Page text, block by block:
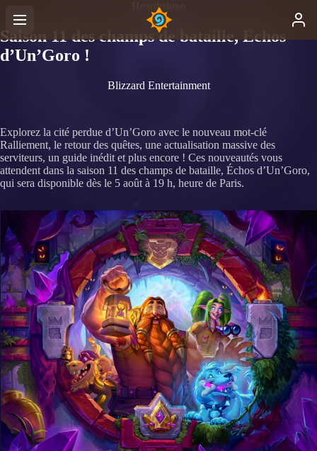
Hearthstone
Saison 11 des champs de bataille, Échos
d’Un’Goro !
Blizzard Entertainment
Explorez la cité perdue d’Un’Goro avec le nouveau mot-clé
Ralliement, le retour des quêtes, une actualisation massive des
serviteurs, un guide inédit et plus encore ! Ces nouveautés vous
attendent dans la saison 11 des champs de bataille, Échos d’Un’Goro,
qui sera disponible dès le 5 août à 19 h, heure de Paris.